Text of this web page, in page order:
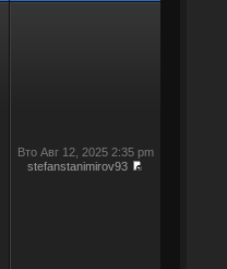
Вто Авг 12, 2025 2:35 pm
stefanstanimirov93